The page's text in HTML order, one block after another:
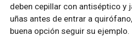
deben cepillar con antiséptico y
uñas antes de entrar a
buena opción seguir su ejemplo.